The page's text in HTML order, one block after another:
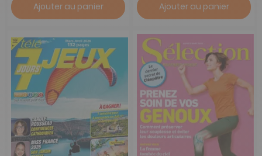
Ajouter au panier Ajouter au panier